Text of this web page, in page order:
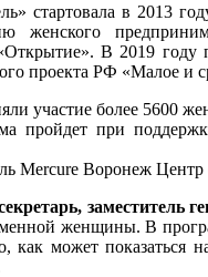
стартовала в 2013
женского
В 2019
проекта РФ «Малое и
участие более 5600
пройдет при
Mercure Воронеж
женщины. В
как может показаться